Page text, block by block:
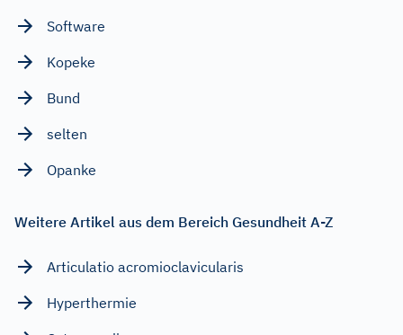
Software
Kopeke
Bund
selten
Opanke
Weitere Artikel aus dem Bereich Gesundheit A-Z
Articulatio acromioclavicularis
Hyperthermie